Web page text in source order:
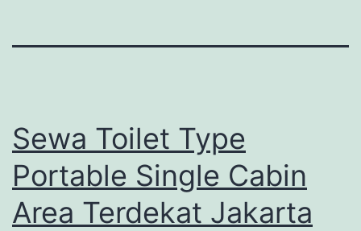
Sewa Toilet Type
Portable Single Cabin
Area Terdekat Jakarta